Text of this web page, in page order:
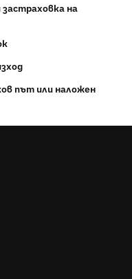
на
път или наложен